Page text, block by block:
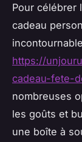
Pour célébrer
cadeau
https://
cadeau-fete-
nombreuses
les goûts et
une boîte à